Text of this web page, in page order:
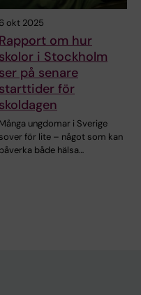
6 okt 2025
Rapport om hur
skolor i Stockholm
ser på senare
starttider för
skoldagen
Många ungdomar i Sverige
sover för lite – något som kan
påverka både hälsa…